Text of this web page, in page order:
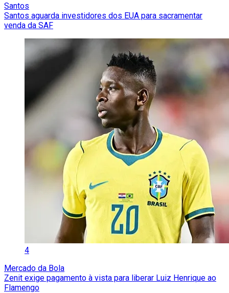
Santos
Santos aguarda investidores dos EUA para sacramentar
venda da SAF
4
Mercado da Bola
Zenit exige pagamento à vista para liberar Luiz Henrique ao
Flamengo